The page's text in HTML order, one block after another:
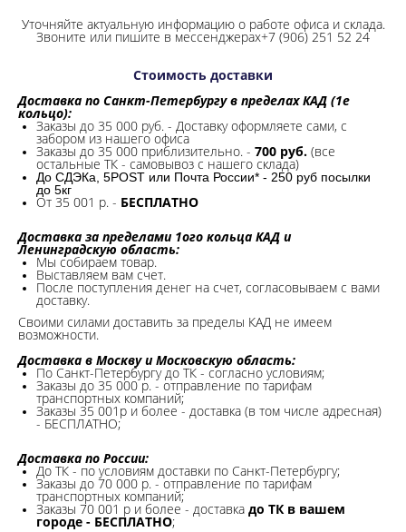
Уточняйте актуальную информацию о работе офиса и склада.
Звоните или пишите в мессенджерах+7 (906) 251 52 24
Стоимость доставки
Доставка по Санкт-Петербургу в пределах КАД (1е
кольцо):
Заказы до 35 000 руб. - Доставку оформляете сами, с
забором из нашего офиса
Заказы до 35 000 приблизительно. - 700 руб. (все
остальные ТК - самовывоз с нашего склада)
До СДЭКа, 5POST или Почта России* - 250 руб посылки
до 5кг
От 35 001 р. - БЕСПЛАТНО
Доставка за пределами 1ого кольца КАД и
Ленинградскую область:
Мы собираем товар.
Выставляем вам счет.
После поступления денег на счет, согласовываем с вами
доставку.
Своими силами доставить за пределы КАД не имеем
возможности.​
Доставка в Москву и Московскую область:
По Санкт-Петербургу до ТК - согласно условиям;
Заказы до 35 000 р. - отправление по тарифам
транспортных компаний;
Заказы 35 001р и более - доставка (в том числе адресная)
- БЕСПЛАТНО;
Доставка по России:
До ТК - по условиям доставки по Санкт-Петербургу;
Заказы до 70 000 р. - отправление по тарифам
транспортных компаний;
Заказы 70 001 р и более - доставка до ТК в вашем
городе - БЕСПЛАТНО;